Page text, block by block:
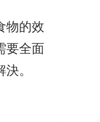
物的效
要全面
。